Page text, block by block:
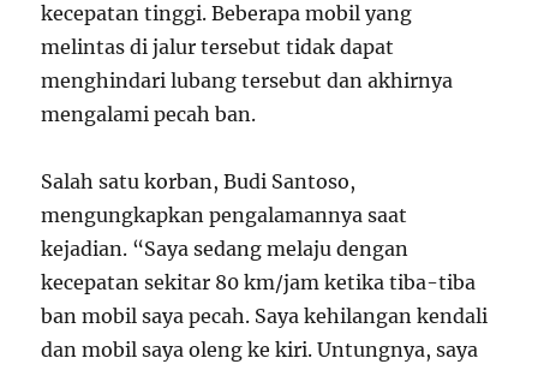
kecepatan tinggi. Beberapa mobil yang
melintas di jalur tersebut tidak dapat
menghindari lubang tersebut dan akhirnya
mengalami pecah ban.
Salah satu korban, Budi Santoso,
mengungkapkan pengalamannya saat
kejadian. “Saya sedang melaju dengan
kecepatan sekitar 80 km/jam ketika tiba-tiba
ban mobil saya pecah. Saya kehilangan kendali
dan mobil saya oleng ke kiri. Untungnya, saya